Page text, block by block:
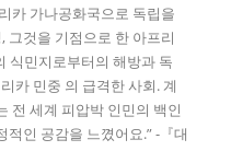
카 가나공화국으로 독립을
그것을 기점으로 한 아프리
식민지로부터의 해방과 독
카 민중 의 급격한 사회. 계
전 세계 피압박 인민의 백인
인 공감을 느꼈어요.” -『대